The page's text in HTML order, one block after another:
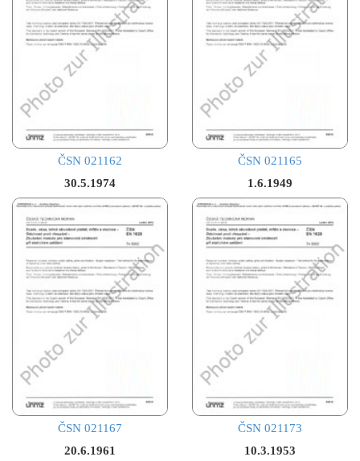
ČSN 021162
30.5.1974
ČSN 021165
1.6.1949
ČSN 021167
20.6.1961
ČSN 021173
10.3.1953